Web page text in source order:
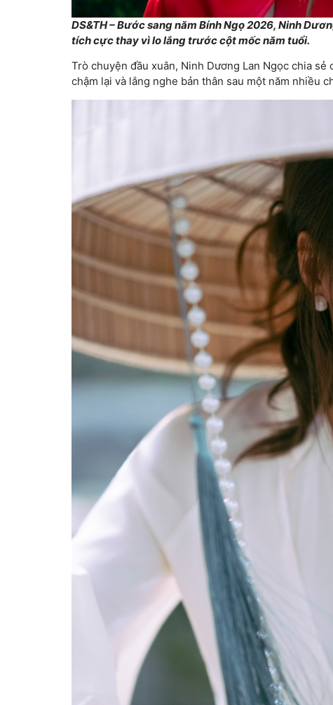
DS&TH – Bước sang năm Bính Ngọ 2026, Ninh
tích cực thay vì lo lắng trước cột mốc năm tuổi.
Trò chuyện đầu xuân, Ninh Dương Lan Ngọc chia
chậm lại và lắng nghe bản thân sau một năm nhiều